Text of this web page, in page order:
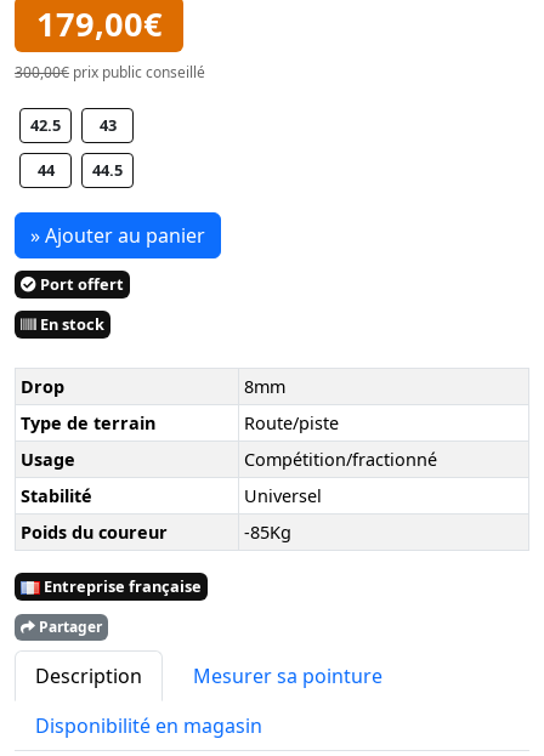
179,00€
300,00€ prix public conseillé
42.5 43
44 44.5
» Ajouter au panier
Port offert
En stock
Drop
8mm
Type de terrain
Route/piste
Usage
Compétition/fractionné
Stabilité
Universel
Poids du coureur
-85Kg
Entreprise française
Partager
Description
Mesurer sa pointure
Disponibilité en magasin